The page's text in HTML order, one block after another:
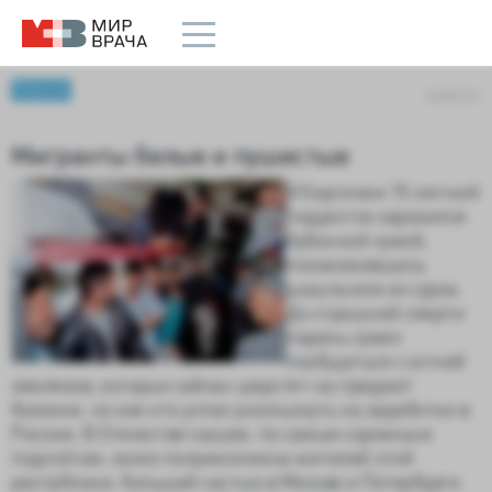
Новости
Мигранты белые и пушистые
В Киргизии 15-летний
подросток заразился
бубонной чумой,
полакомившись
шашлыком из сурка.
До страшной смерти
парень сумел
пообщаться с сотней
земляков, которых сейчас шерстят на предмет
болезни, но кое-кто успел ускользнуть на заработки в
Россию. В Отечестве нашем, по самым скромным
подсчётам, около полумиллиона жителей этой
республики, большей частью в Москве и Петербурге.